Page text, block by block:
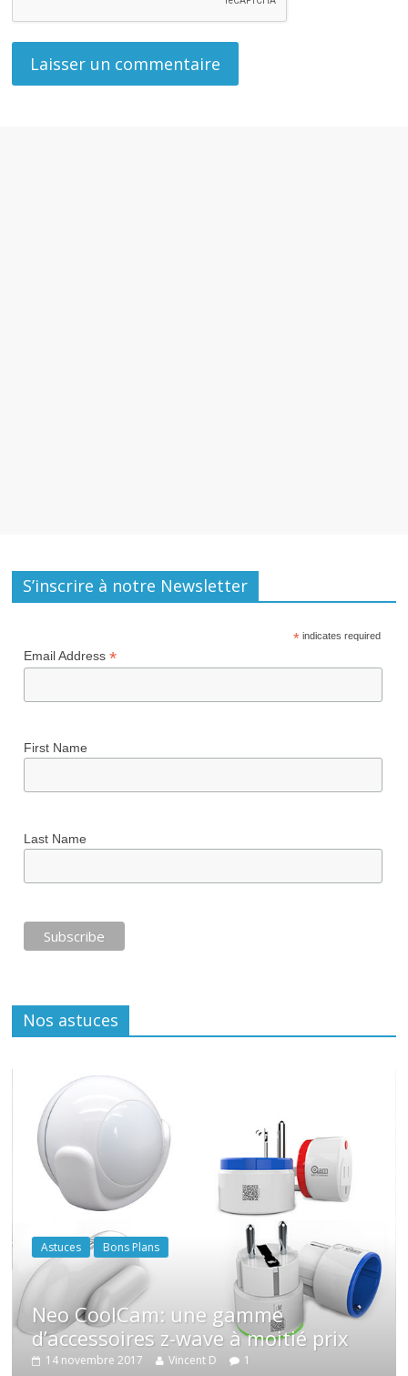
S’inscrire à notre Newsletter
* indicates required
Email Address*
First Name
Last Name
Nos astuces
Astuces Bons Plans
Neo CoolCam: une gamme
d’accessoires z-wave à moitié prix
14 novembre 2017 Vincent D 1